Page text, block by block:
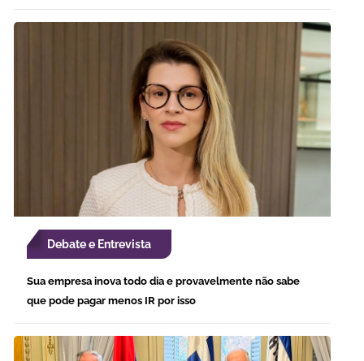
Debate e Entrevista
Sua empresa inova todo dia e provavelmente não sabe
que pode pagar menos IR por isso